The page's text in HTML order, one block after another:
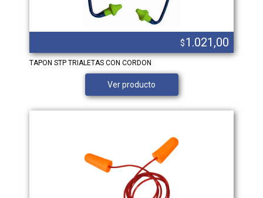
$1.021,00
TAPON STP TRIALETAS CON CORDON
Ver producto